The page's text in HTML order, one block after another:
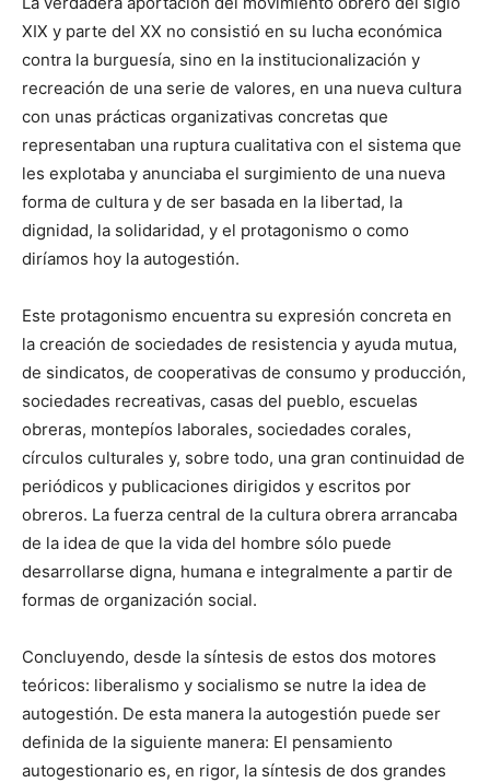
XIX y parte del XX no consistió en su lucha económica
contra la burguesía, sino en la institucionalización y
recreación de una serie de valores, en una nueva cultura
con unas prácticas organizativas concretas que
representaban una ruptura cualitativa con el sistema que
les explotaba y anunciaba el surgimiento de una nueva
forma de cultura y de ser basada en la libertad, la
dignidad, la solidaridad, y el protagonismo o como
diríamos hoy la autogestión.
Este protagonismo encuentra su expresión concreta en
la creación de sociedades de resistencia y ayuda mutua,
de sindicatos, de cooperativas de consumo y producción,
sociedades recreativas, casas del pueblo, escuelas
obreras, montepíos laborales, sociedades corales,
círculos culturales y, sobre todo, una gran continuidad de
periódicos y publicaciones dirigidos y escritos por
obreros. La fuerza central de la cultura obrera arrancaba
de la idea de que la vida del hombre sólo puede
desarrollarse digna, humana e integralmente a partir de
formas de organización social.
Concluyendo, desde la síntesis de estos dos motores
teóricos: liberalismo y socialismo se nutre la idea de
autogestión. De esta manera la autogestión puede ser
definida de la siguiente manera: El pensamiento
autogestionario es, en rigor, la síntesis de dos grandes